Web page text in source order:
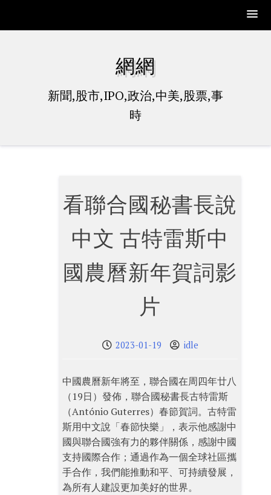
網網
新聞,股市,IPO,政治,中美,股票,事
時
看聯合國秘書長說
中文 古特雷斯中
國農曆新年賀詞影
片
2023-01-19 idle
中國農曆新年將至，聯合國在周四年廿八
（19日）發佈，聯合國秘書長古特雷斯
（António Guterres）春節賀詞。古特雷
斯用中文說「春節快樂」，表示他感謝中
國與聯合國強有力的夥伴關係，感謝中國
支持國際合作；通過作為一個全球社區攜
手合作，我們能推動和平、可持續發展，
為所有人建設更加美好的世界。